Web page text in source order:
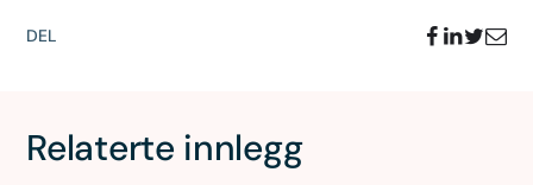
DEL
Relaterte innlegg